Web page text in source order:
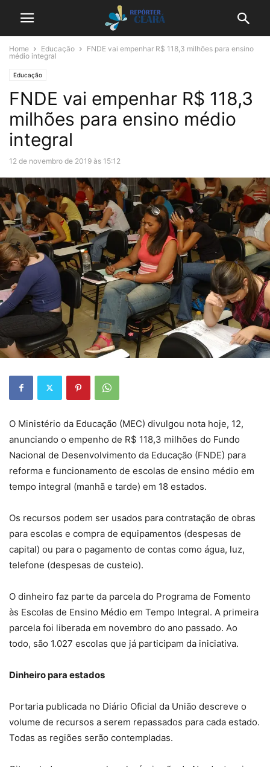
Home Educação
FNDE vai empenhar R$ 118,3 milhões para ensino
médio integral
Educação
FNDE vai empenhar R$ 118,3
milhões para ensino médio
integral
12 de novembro de 2019 às 15:12
O Ministério da Educação (MEC) divulgou nota hoje, 12,
anunciando o empenho de R$ 118,3 milhões do Fundo
Nacional de Desenvolvimento da Educação (FNDE) para
reforma e funcionamento de escolas de ensino médio em
tempo integral (manhã e tarde) em 18 estados.
Os recursos podem ser usados para contratação de obras
para escolas e compra de equipamentos (despesas de
capital) ou para o pagamento de contas como água, luz,
telefone (despesas de custeio).
O dinheiro faz parte da parcela do Programa de Fomento
às Escolas de Ensino Médio em Tempo Integral. A primeira
parcela foi liberada em novembro do ano passado. Ao
todo, são 1.027 escolas que já participam da iniciativa.
Dinheiro para estados
Portaria publicada no Diário Oficial da União descreve o
volume de recursos a serem repassados para cada estado.
Todas as regiões serão contempladas.